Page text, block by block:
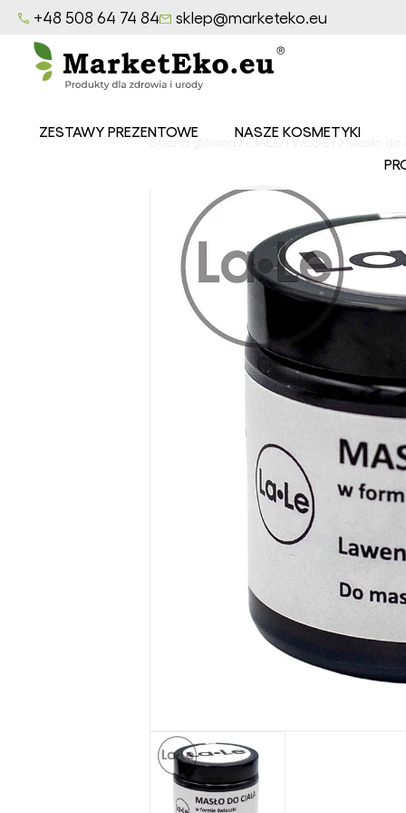
+48 508 64 74 84 sklep@marketeko.eu
ZESTAWY PREZENTOWE
NASZE KOSMETYKI
MarketEko.eu
Peelingi
MarketEko.eu
Seria CEDROWY
Seria LAZUROWE
MORZE
Seria
OWOCOWY SAD
Seria SŁOŃCE
SYCYLII
Żele pod
prysznic
MarketEko.eu
Zestawy
kosmetyków
Strona główna CIAŁO I WŁOSY Masło